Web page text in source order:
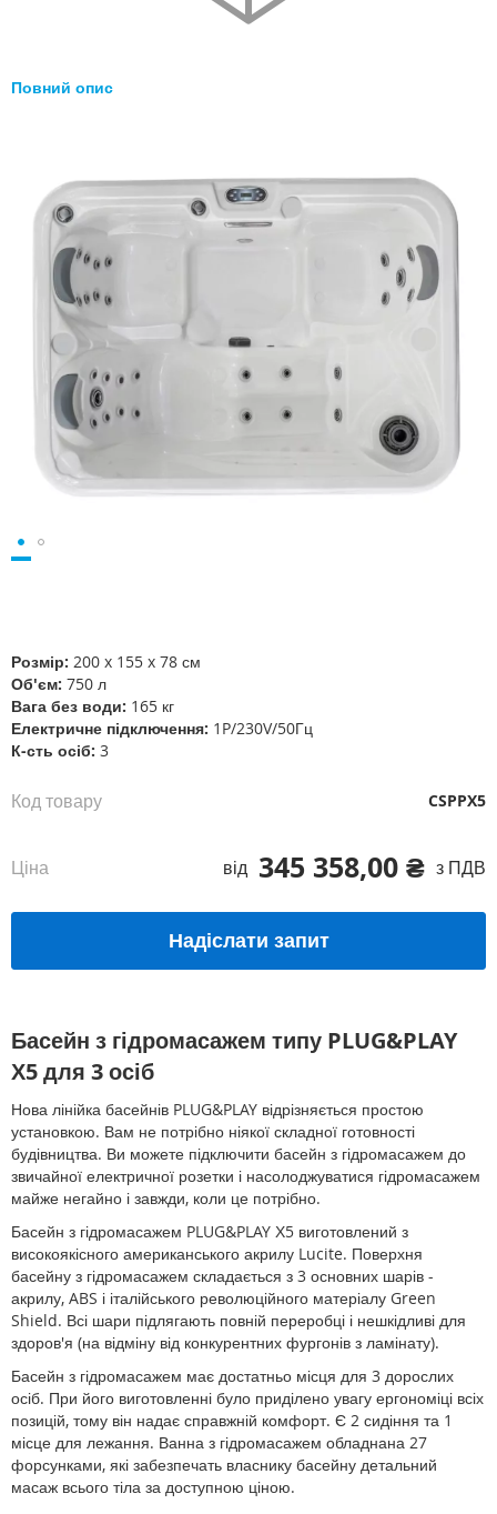
Повний опис
кінця
зображень
зображень
Розмір: 200 x 155 x 78 см
Об'єм: 750 л
Вага без води: 165 кг
Електричне підключення: 1P/230V/50Гц
К-сть осіб: 3
345 358,00 ₴ з ПДВ
Ціна від
Код товару CSPPX5
Надіслати запит
Басейн з гідромасажем типу PLUG&PLAY
Х5 для 3 осіб
Нова лінійка басейнів PLUG&PLAY відрізняється простою
установкою. Вам не потрібно ніякої складної готовності
будівництва. Ви можете підключити басейн з гідромасажем до
звичайної електричної розетки і насолоджуватися гідромасажем
майже негайно і завжди, коли це потрібно.
Басейн з гідромасажем PLUG&PLAY Х5 виготовлений з
високоякісного американського акрилу Lucite. Поверхня
басейну з гідромасажем складається з 3 основних шарів -
акрилу, ABS і італійського революційного матеріалу Green
Shield. Всі шари підлягають повній переробці і нешкідливі для
здоров'я (на відміну від конкурентних фургонів з ламінату).
Басейн з гідромасажем має достатньо місця для 3 дорослих
осіб. При його виготовленні було приділено увагу ергономіці всіх
позицій, тому він надає справжній комфорт. Є 2 сидіння та 1
місце для лежання. Ванна з гідромасажем обладнана 27
форсунками, які забезпечать власнику басейну детальний
масаж всього тіла за доступною ціною.